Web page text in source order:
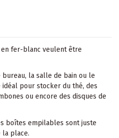
fer-blanc veulent être
la salle de bain ou le
pour stocker du thé, des
ou encore des disques de
boîtes empilables sont juste
la place.